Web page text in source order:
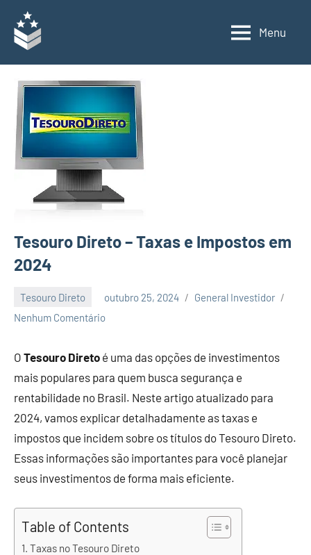
para
conteúdo
Investidor
investidor
acompanhe
carteira
real
de
investimentos,
entrevistas
artigos
economia,
investimentos
Menu
Tesouro Direto – Taxas e Impostos em
2024
Tesouro Direto outubro 25, 2024
General Investidor
Nenhum Comentário
O Tesouro Direto é uma das opções de investimentos
mais populares para quem busca segurança e
rentabilidade no Brasil. Neste artigo atualizado para
2024, vamos explicar detalhadamente as taxas e
impostos que incidem sobre os títulos do Tesouro Direto.
Essas informações são importantes para você planejar
seus investimentos de forma mais eficiente.
Table of Contents
Taxas no Tesouro Direto